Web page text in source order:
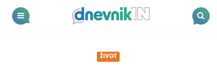
Dnevnik.in
ŽIVOT